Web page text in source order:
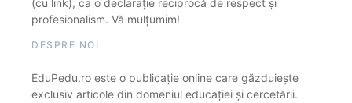
(cu link), ca o declarație reciprocă de respect și
profesionalism. Vă mulțumim!
DESPRE NOI
EduPedu.ro este o publicație online care găzduiește
exclusiv articole din domeniul educației și cercetării.